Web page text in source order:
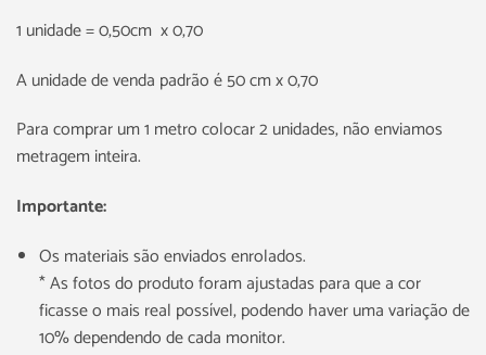
1 unidade = 0,50cm x 0,70
A unidade de venda padrão é 50 cm x 0,70
Para comprar um 1 metro colocar 2 unidades, não enviamos
metragem inteira.
Importante:
Os materiais são enviados enrolados.
* As fotos do produto foram ajustadas para que a cor
ficasse o mais real possível, podendo haver uma variação de
10% dependendo de cada monitor.